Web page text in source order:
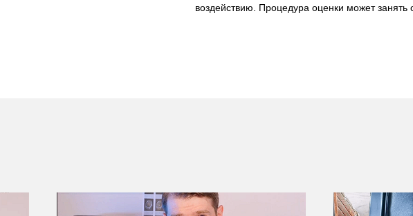
воздействию. Процедура оценки может занять